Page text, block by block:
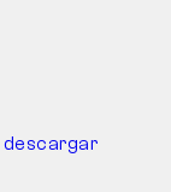
descargar